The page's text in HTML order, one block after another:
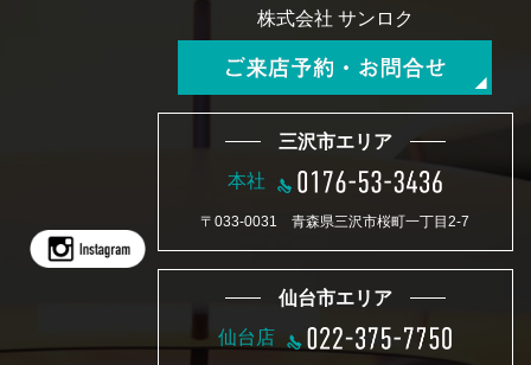
株式会社 サンロク
三沢市エリア
本社
〒033-0031 青森県三沢市桜町一丁目2-7
仙台市エリア
仙台店